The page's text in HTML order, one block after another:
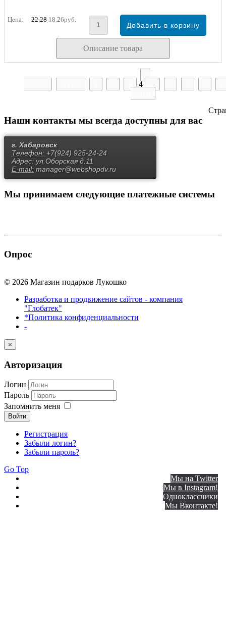
Цена: 22.28 18.26руб.
Описание товара
4
Наши контакты мы всегда доступны для вас
г. Хабаровск
Телефон: +7(924) 925-24-24
Адрес: ул.Оборская д.11
E-mail: manager@webshopdv.ru
Мы принимаем следующие платежные системы
Опрос
© 2026 Магазин подарков Лукошко
Разработка и продвижение сайтов - компания
"Глобатек"
*Политика конфиденциальности
-
×
Авторизация
Логин
Пароль
Запомнить меня
Войти
Регистрация
Забыли логин?
Забыли пароль?
Go Top
Мы на Twitter
Мы в Instagram!
Одноклассники
Мы Вконтакте!